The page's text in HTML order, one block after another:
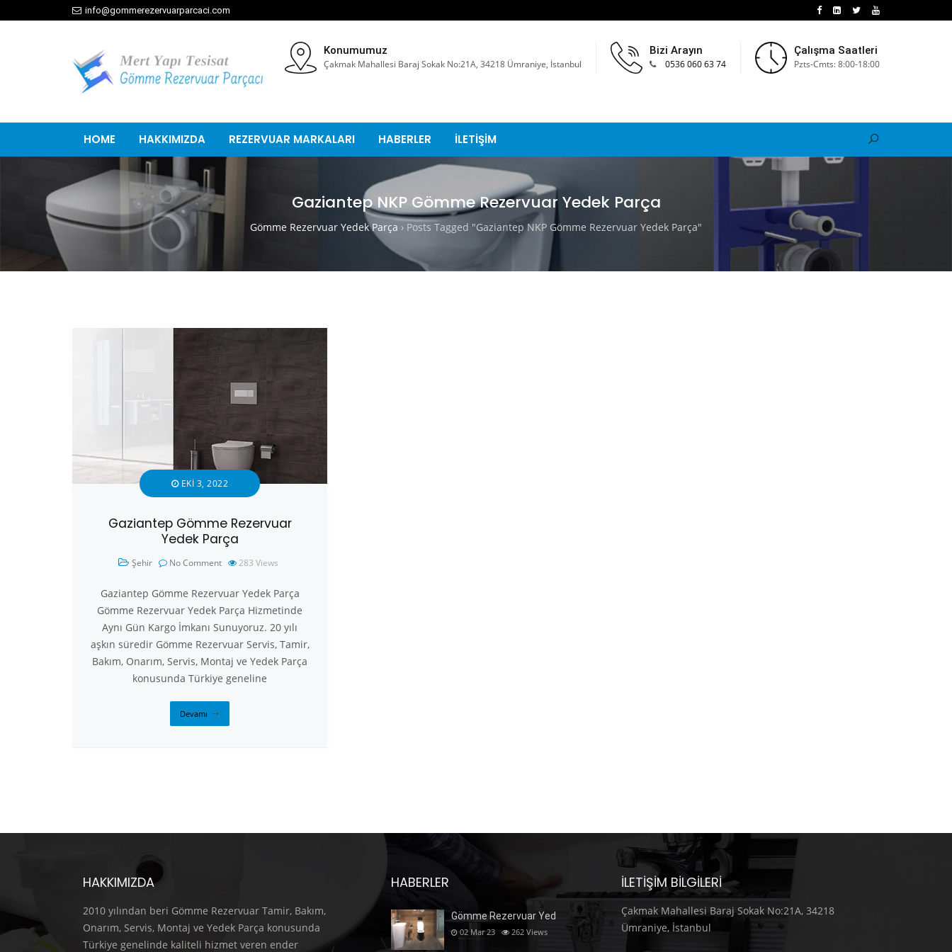
info@gommerezervuarparcaci.com
Konumumuz
Çakmak Mahallesi Baraj Sokak No:21A, 34218 Ümraniye, İstanbul
Bizi Arayın
0536 060 63 74
Çalışma Saatleri
Pzts-Cmts: 8:00-18:00
HOME HAKKIMIZDA REZERVUAR MARKALARI HABERLER İLETİŞİM
Gaziantep NKP Gömme Rezervuar Yedek Parça
Gömme Rezervuar Yedek Parça › Posts Tagged "Gaziantep NKP Gömme Rezervuar Yedek Parça"
EKI 3, 2022
Gaziantep Gömme Rezervuar
Yedek Parça
Şehir No Comment 283 Views
Gaziantep Gömme Rezervuar Yedek Parça
Gömme Rezervuar Yedek Parça Hizmetinde
Aynı Gün Kargo İmkanı Sunuyoruz. 20 yılı
aşkın süredir Gömme Rezervuar Servis, Tamir,
Bakım, Onarım, Servis, Montaj ve Yedek Parça
konusunda Türkiye geneline
Devamı
HAKKIMIZDA
2010 yılından beri Gömme Rezervuar Tamir, Bakım,
Onarım, Servis, Montaj ve Yedek Parça konusunda
Türkiye genelinde kaliteli hizmet veren ender
HABERLER
Gömme Rezervuar Yed
02 Mar 23 262 Views
İLETIŞIM BILGILERI
Çakmak Mahallesi Baraj Sokak No:21A, 34218
Ümraniye, İstanbul